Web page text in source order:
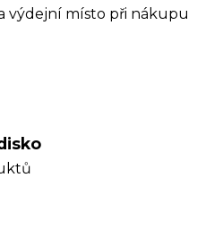
výdejní místo při nákupu